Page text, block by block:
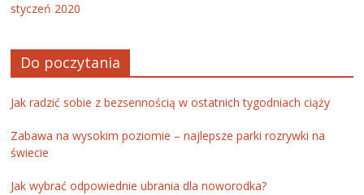
styczeń 2020
Do poczytania
Jak radzić sobie z bezsennością w ostatnich tygodniach ciąży
Zabawa na wysokim poziomie – najlepsze parki rozrywki na
świecie
Jak wybrać odpowiednie ubrania dla noworodka?